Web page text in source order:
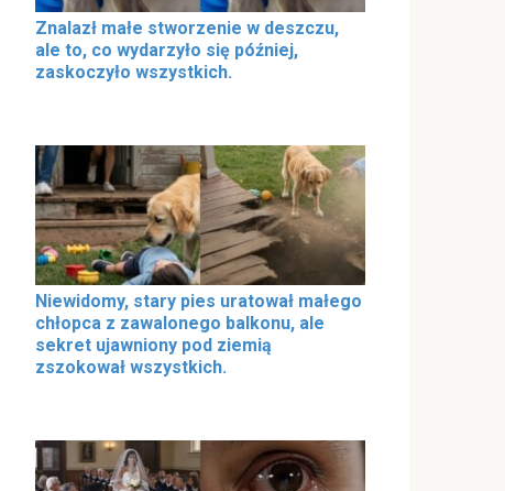
Znalazł małe stworzenie w deszczu,
ale to, co wydarzyło się później,
zaskoczyło wszystkich.
Niewidomy, stary pies uratował małego
chłopca z zawalonego balkonu, ale
sekret ujawniony pod ziemią
zszokował wszystkich.